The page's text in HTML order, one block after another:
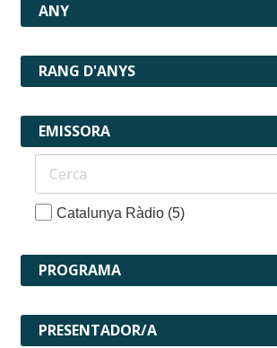
ANY
RANG D'ANYS
EMISSORA
Catalunya Ràdio (5)
PROGRAMA
PRESENTADOR/A